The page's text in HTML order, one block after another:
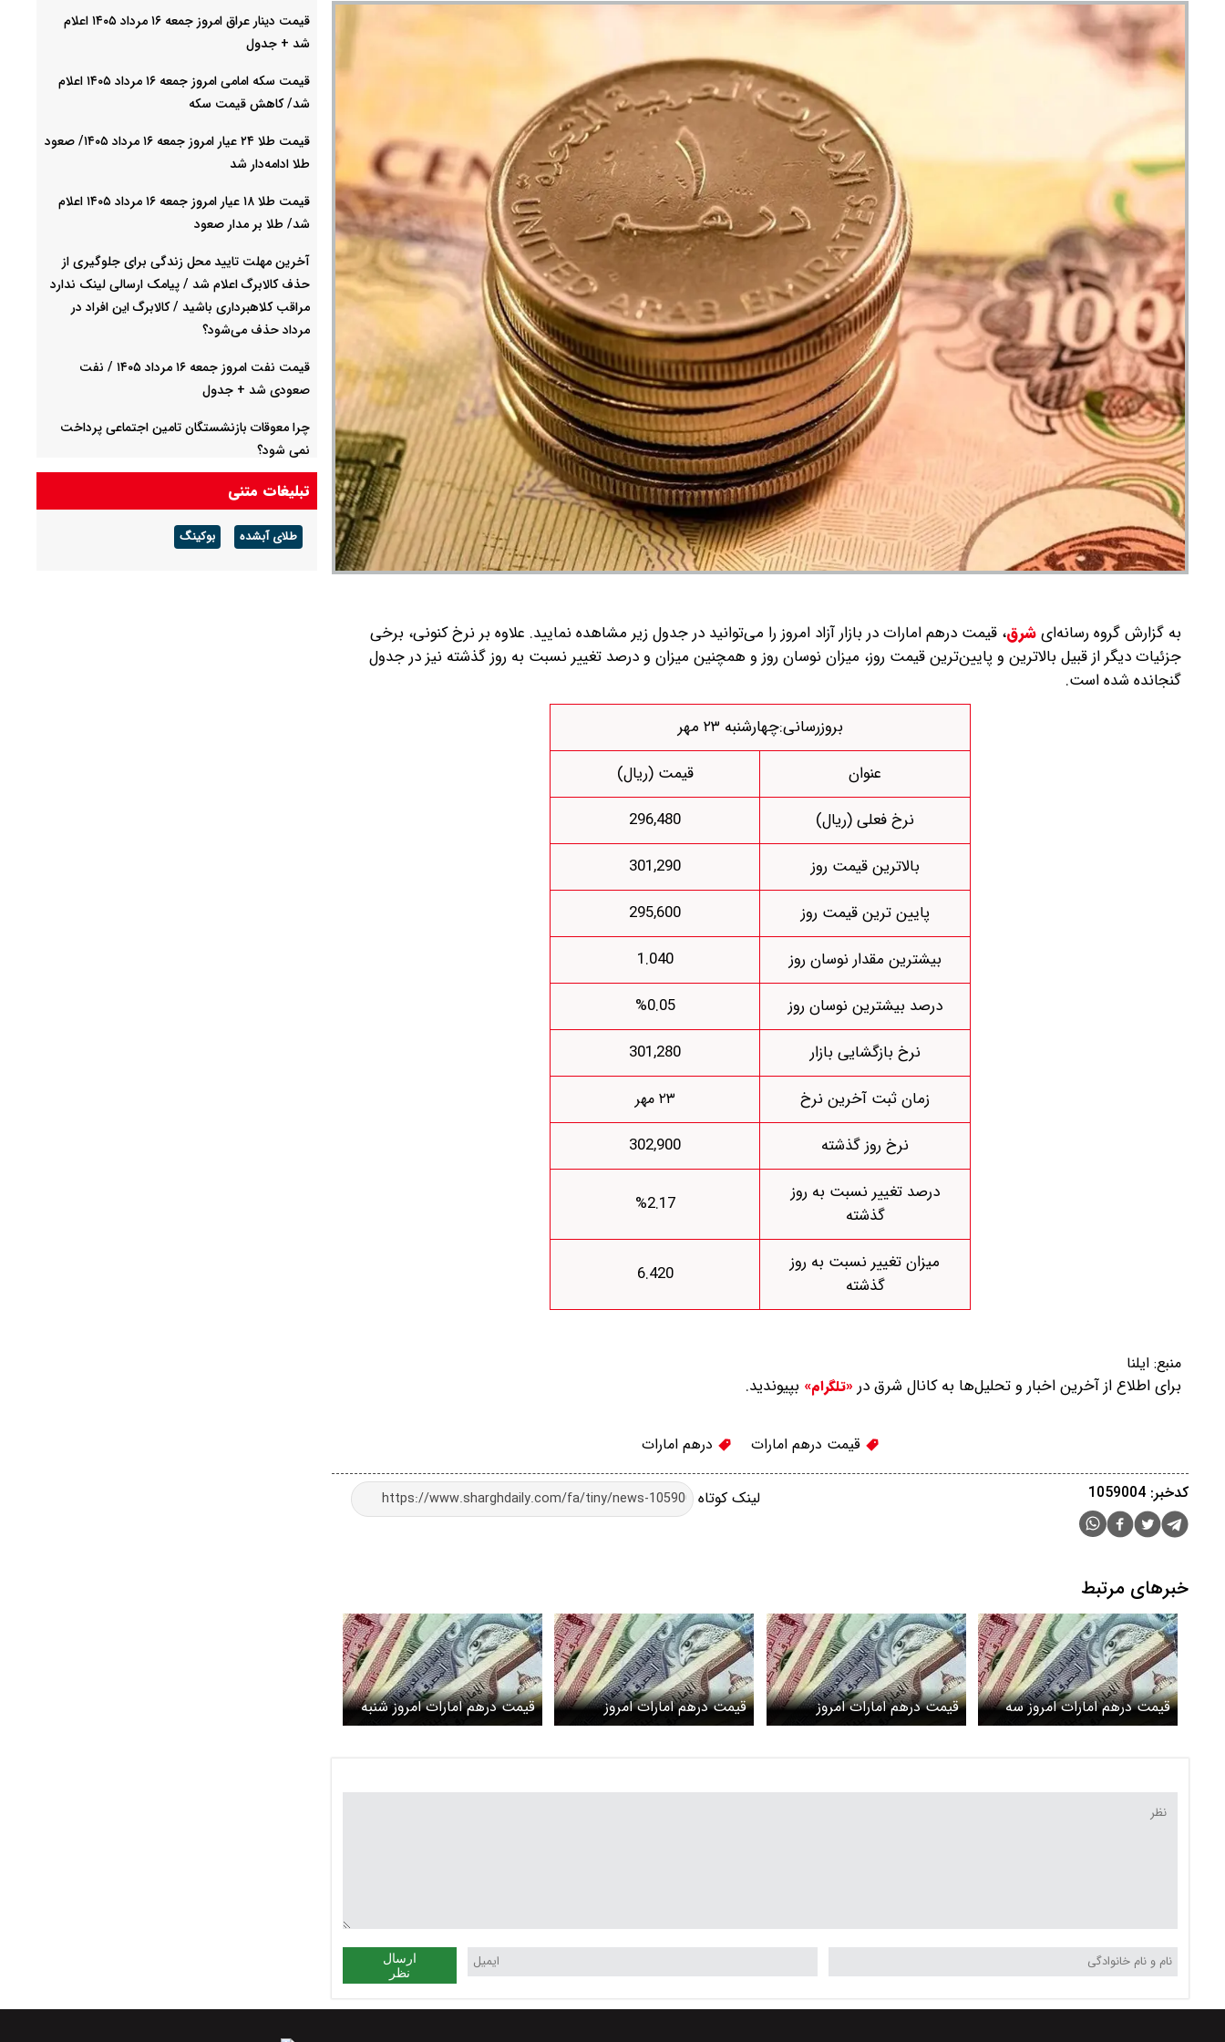
به گزارش گروه رسانه‌ایشرق، قیمت درهم امارات در بازار آزاد امروز را می‌توانید در جدول زیر مشاهده نمایید. علاوه بر نرخ کنونی، برخی
جزئیات دیگر از قبیل بالاترین و پایین‌ترین قیمت روز، میزان نوسان روز و همچنین میزان و درصد تغییر نسبت به روز گذشته نیز در جدول
گنجانده شده است.
بروزرسانی:چهارشنبه ۲۳ مهر
عنوان
قیمت (ریال)
نرخ فعلی (ریال)
296,480
بالاترین قیمت روز
301,290
پایین ترین قیمت روز
295,600
بیشترین مقدار نوسان روز
1.040
درصد بیشترین نوسان روز
%0.05
نرخ بازگشایی بازار
301,280
زمان ثبت آخرین نرخ
۲۳ مهر
نرخ روز گذشته
302,900
درصد تغییر نسبت به روز
گذشته
%2.17
میزان تغییر نسبت به روز
گذشته
6.420
منبع: ایلنا
برای اطلاع از آخرین اخبار و تحلیل‌ها به کانال شرق در «تلگرام» بپیوندید.
قیمت درهم امارات درهم امارات
لینک کوتاه کدخبر: 1059004
خبرهای مرتبط
قیمت درهم امارات امروز سه
شنبه ۲۲ مهر ۱۴۰۴ اعلام شد +
قیمت درهم امارات امروز
دوشنبه ۲۱ مهر ۱۴۰۴ اعلام شد
قیمت درهم امارات امروز
یکشنبه ۲۰ مهر ۱۴۰۴ اعلام شد
قیمت درهم امارات امروز شنبه
۱۹ مهر ۱۴۰۴ اعلام شد + جدول
ارسال
نظر
قیمت دینار عراق امروز جمعه ۱۶ مرداد ۱۴۰۵ اعلام
شد + جدول
قیمت سکه امامی امروز جمعه ۱۶ مرداد ۱۴۰۵ اعلام
شد/ کاهش قیمت سکه
قیمت طلا ۲۴ عیار امروز جمعه ۱۶ مرداد ۱۴۰۵/ صعود
طلا ادامه‌دار شد
قیمت طلا ۱۸ عیار امروز جمعه ۱۶ مرداد ۱۴۰۵ اعلام
شد/ طلا بر مدار صعود
آخرین مهلت تایید محل زندگی برای جلوگیری از
حذف کالابرگ اعلام شد / پیامک ارسالی لینک ندارد
مراقب کلاهبرداری باشید / کالابرگ این افراد در
مرداد حذف می‌شود؟
قیمت نفت امروز جمعه ۱۶ مرداد ۱۴۰۵ / نفت
صعودی شد + جدول
چرا معوقات بازنشستگان تامین اجتماعی پرداخت
نمی شود؟
جزئیات عرضه اولیه احیا در فرابورس اعلام شد
مرداد۱۴۰۵ / قیمت بیت کوین چند؟ + جدول
تبلیغات متنی
طلای آبشده بوکینگ